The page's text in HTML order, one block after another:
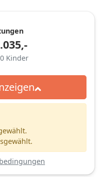
0 Kinder